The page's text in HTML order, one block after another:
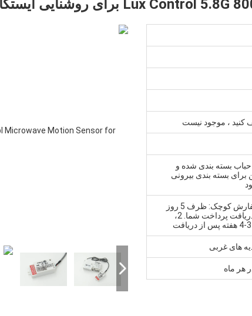
کنید ، موجود نیست
حباب بسته بندی شده و
برای بسته بندی بیرونی
1، نمونه و سفارش کوچک: ظرف 5 روز
کاری پس از دریافت پرداخت شما. 2،